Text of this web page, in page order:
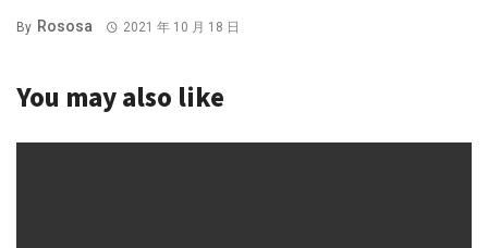
By Rososa 2021 年 10 月 18 日
You may also like